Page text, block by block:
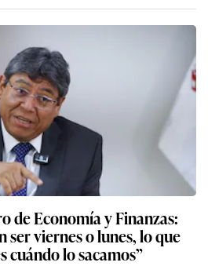
de Economía y Finanzas:
ser viernes o lunes, lo que
cuándo lo sacamos”